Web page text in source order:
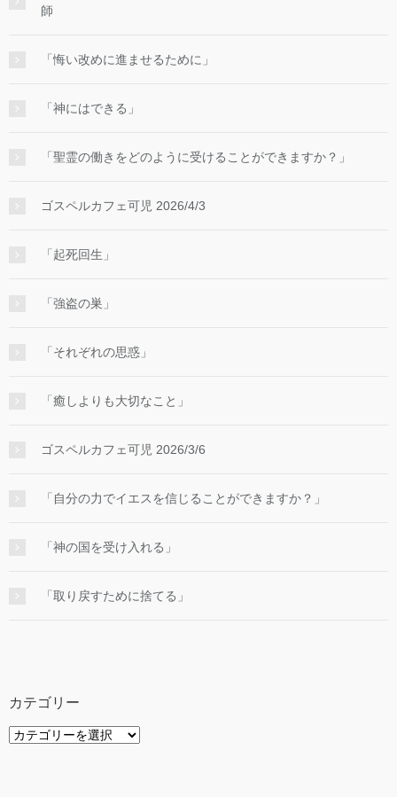
師
「悔い改めに進ませるために」
「神にはできる」
「聖霊の働きをどのように受けることができますか？」
ゴスペルカフェ可児 2026/4/3
「起死回生」
「強盗の巣」
「それぞれの思惑」
「癒しよりも大切なこと」
ゴスペルカフェ可児 2026/3/6
「自分の力でイエスを信じることができますか？」
「神の国を受け入れる」
「取り戻すために捨てる」
カテゴリー
カ